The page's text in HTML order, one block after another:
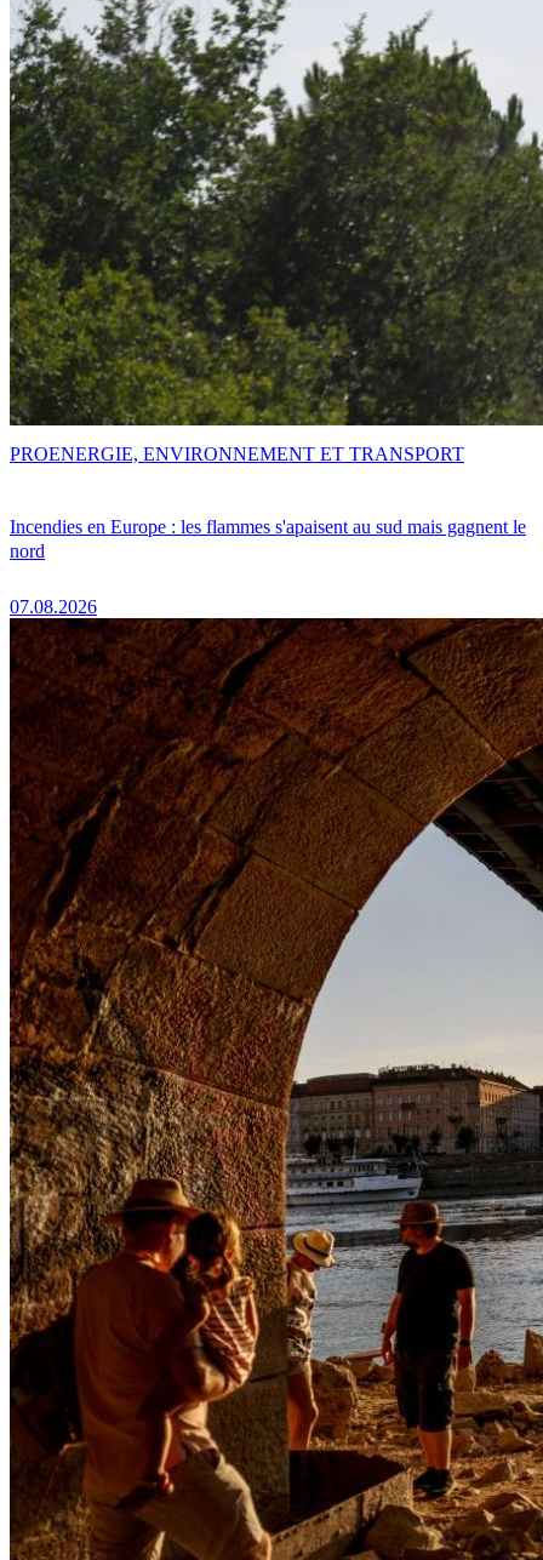
Incendies en Europe : les flammes s'apaisent au sud mais gagnent le
nord
07.08.2026
PROENERGIE, ENVIRONNEMENT ET TRANSPORT